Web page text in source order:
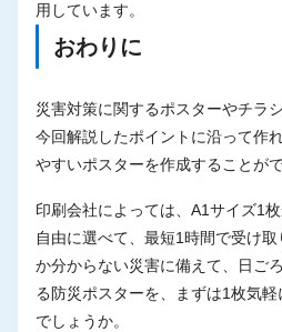
用しています。
おわりに
災害対策に関するポスターやチラ
今回解説したポイントに沿って作
やすいポスターを作成することがで
印刷会社によっては、A1サイズ1
自由に選べて、最短1時間で受け
か分からない災害に備えて、日ご
る防災ポスターを、まずは1枚気
でしょうか。